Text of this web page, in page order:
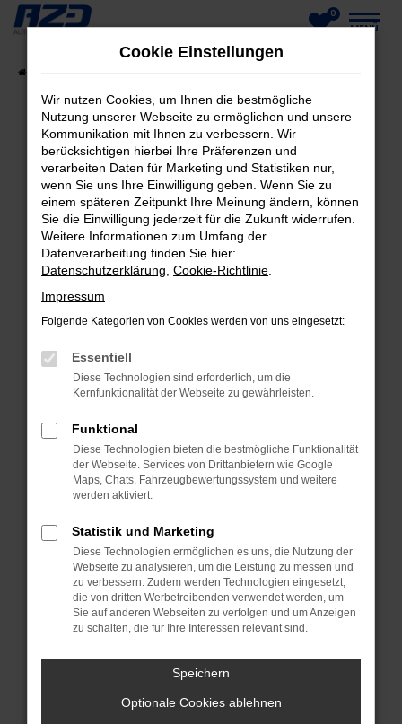
Zum
springen
0
MENÜ
FEHLER: NETWORK ERROR
Beim Laden ist ein Fehler aufgetreten.
Hier sind ein paar Tipps, die dir helfen können:
Überprüfe deine Firewall und deine
Internetverbindung.
Laden andere Webseiten, zum Beispiel deine
Suchmaschine?
Manche Erweiterungen, wie Werbeblocker,
können das Laden bestimmter Seiten
verhindern. Funktioniert die Seite in einem
anderen Browser oder in einem privaten
Fenster?
Starte dein Gerät neu.
Das kann manchmal helfen, vorübergehende
Stelle sicher, dass dein Browser und dein
Betriebssystem auf dem neuesten Stand
sind.
Veraltete Software birgt nicht nur ein
Sicherheitsrisiko, sondern kann auch dazu
führen, dass bestimmte Funktionen nicht mehr
Wende dich an den Webseitenbetreiber.
Wenn du alle oben genannten Schritte versucht
Cookie Einstellungen
Wir nutzen Cookies, um Ihnen die bestmögliche
Nutzung unserer Webseite zu ermöglichen und unsere
Kommunikation mit Ihnen zu verbessern. Wir
berücksichtigen hierbei Ihre Präferenzen und
verarbeiten Daten für Marketing und Statistiken nur,
wenn Sie uns Ihre Einwilligung geben. Wenn Sie zu
einem späteren Zeitpunkt Ihre Meinung ändern, können
Sie die Einwilligung jederzeit für die Zukunft widerrufen.
Weitere Informationen zum Umfang der
Datenverarbeitung finden Sie hier:
Datenschutzerklärung Cookie-Richtlinie
Impressum
Folgende Kategorien von Cookies werden von uns eingesetzt:
Essentiell
Diese Technologien sind erforderlich, um die
Kernfunktionalität der Webseite zu gewährleisten.
Funktional
Diese Technologien bieten die bestmögliche Funktionalität
der Webseite. Services von Drittanbietern wie Google
Maps, Chats, Fahrzeugbewertungssystem und weitere
werden aktiviert.
Statistik und Marketing
Diese Technologien ermöglichen es uns, die Nutzung der
Webseite zu analysieren, um die Leistung zu messen und
zu verbessern. Zudem werden Technologien eingesetzt,
die von dritten Werbetreibenden verwendet werden, um
Sie auf anderen Webseiten zu verfolgen und um Anzeigen
zu schalten, die für Ihre Interessen relevant sind.
Speichern
Optionale Cookies ablehnen